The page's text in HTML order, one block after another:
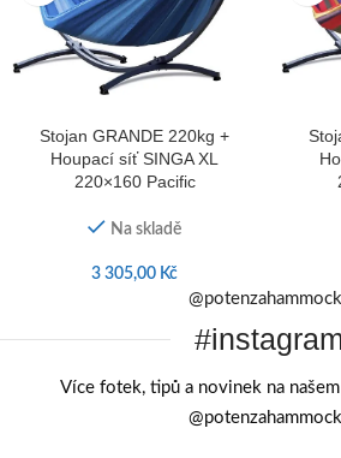
Stojan GRANDE 220kg +
Houpací síť SINGA XL
220×160 Pacific
Na skladě
3 305,00 Kč
Více fotek, tipů a novinek na